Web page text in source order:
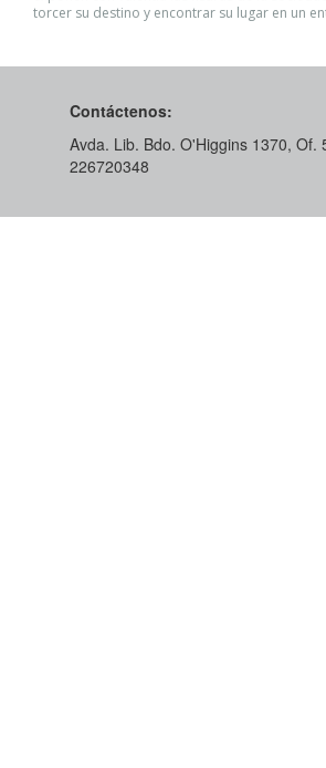
torcer su destino y encontrar su lugar en un
Contáctenos:
Avda. Lib. Bdo. O'Higgins 1370, Of.
226720348